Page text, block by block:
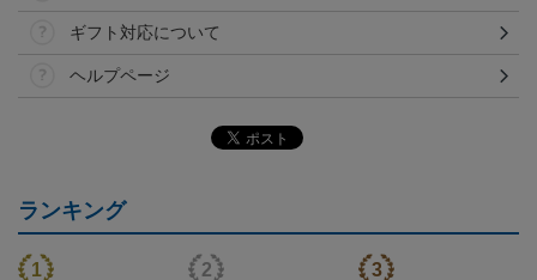
ギフト対応について
ヘルプページ
ランキング